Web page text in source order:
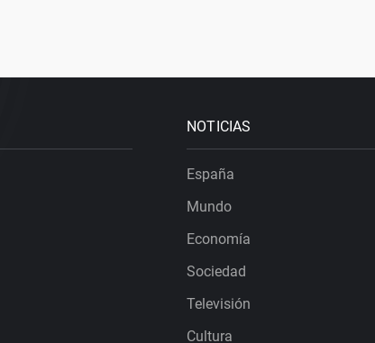
NOTICIAS
España
Mundo
Economía
Sociedad
Televisión
Cultura